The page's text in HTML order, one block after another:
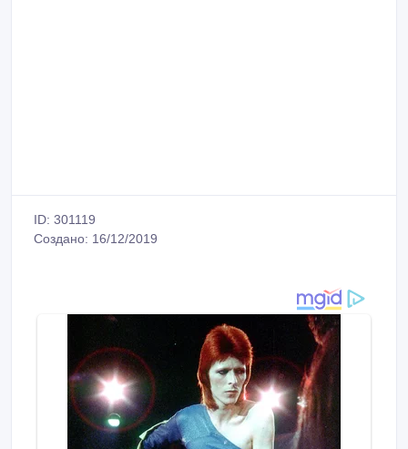
ID: 301119
Создано: 16/12/2019